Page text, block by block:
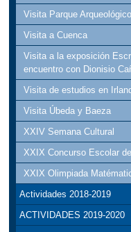
Visita Parque
Visita a Cuenca
Visita a la exposición
encuentro con Dionisio
Visita de estudios en
Visita Úbeda y Baeza
XXIV Semana Cultural
XXIX Concurso Escolar
XXIX Olimpiada
Actividades 2018-2019
ACTIVIDADES 2019-2020